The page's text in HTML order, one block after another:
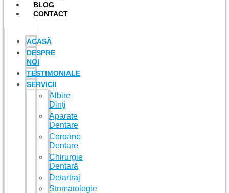
BLOG
CONTACT
ACASĂ
DESPRE
NOI
TESTIMONIALE
SERVICII
Albire
Dinți
Aparate
Dentare
Coroane
Dentare
Chirurgie
Dentară
Detartraj
Stomatologie